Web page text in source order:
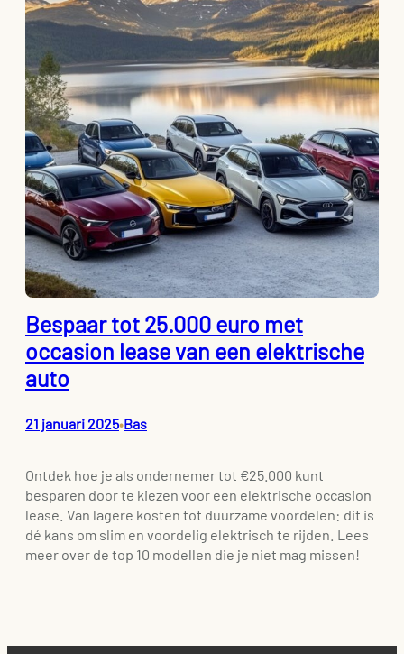
Bespaar tot 25.000 euro met
occasion lease van een elektrische
auto
21 januari 2025•Bas
Ontdek hoe je als ondernemer tot €25.000 kunt
besparen door te kiezen voor een elektrische occasion
lease. Van lagere kosten tot duurzame voordelen: dit is
dé kans om slim en voordelig elektrisch te rijden. Lees
meer over de top 10 modellen die je niet mag missen!